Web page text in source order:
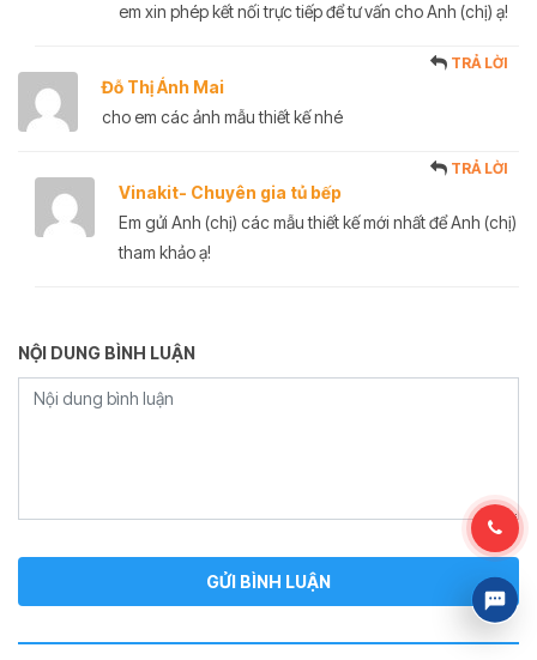
em xin phép kết nối trực tiếp để tư vấn cho Anh (chị) ạ!
Đỗ Thị Ánh Mai
TRẢ LỜI
cho em các ảnh mẫu thiết kế nhé
Vinakit- Chuyên gia tủ bếp
TRẢ LỜI
Em gửi Anh (chị) các mẫu thiết kế mới nhất để Anh (chị)
tham khảo ạ!
NỘI DUNG BÌNH LUẬN